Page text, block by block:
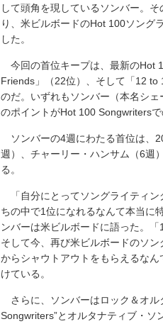
して頭角を現しているソンバー。
り、米ビルボードのHot 100ソング
した。
今回の首位キープは、最新のHot
Friends」（22位）、そして「12 to
のだ。いずれもソンバー（本名シ
のポイントがHot 100 Songwritersで
ソンバーの4週にわたる首位は、
週）、チャーリー・ハンサム（6週
る。
「自分にとってソングライティン
ちの中で1位になれるなんて本当に
ンバーは米ビルボードに語った。
そして今、再び米ビルボードのソ
からシャウトアウトをもらえるな
けている。
さらに、ソンバーはロック＆オル
Songwriters”とオルタナティブ・ソ